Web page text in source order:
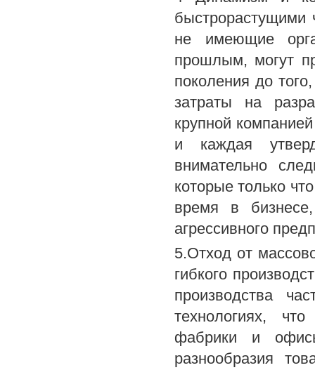
быстрорастущими
не имеющие
прошлым, могут
поколения до
затраты на
крупной
и каждая
внимательно
которые только
время в
агрессивного
5.Отход от
гибкого
производства
технологиях,
фабрики и
разнообразия